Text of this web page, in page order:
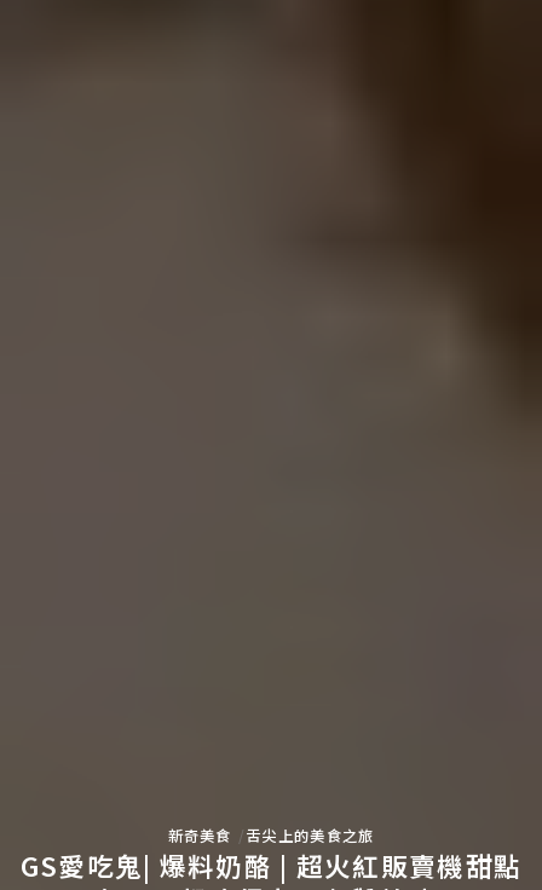
新奇美食 舌尖上的美食之旅
GS愛吃鬼| 爆料奶酪 | 超火紅販賣機甜點